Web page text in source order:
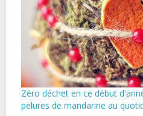
Zéro déchet en ce début
pelures de mandarine au